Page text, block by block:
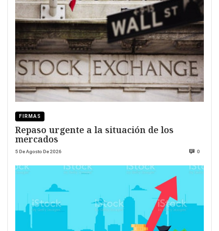
FIRMAS
Repaso urgente a la situación de los
mercados
5 De Agosto De 2026 0